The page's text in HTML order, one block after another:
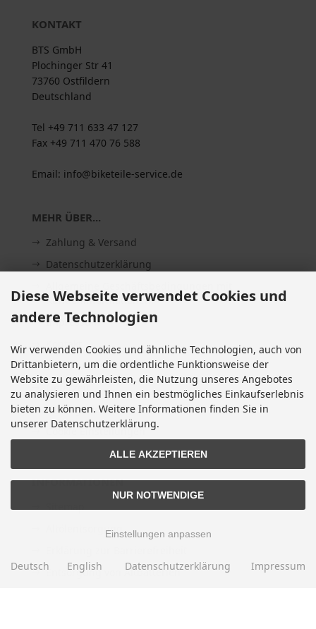
KONTAKT
BTS GmbH
Plochinger Str 41
73760 Ostfildern
Deutschland
Tel +49 711 633 47 127
Fax +49 711 470 76 588
Email: info@biketeile-service.de
MEHR ÜBER...
Zahlung & Versand
Datenschutzerklärung
Kundeninformationen
Impressum
Kontakt
Widerrufsrecht & Widerrufsformular
Lieferzeit
Vertrag widerrufen
Cookie Einstellungen
INFORMATIONEN
Sitemap
Altölentsorgung
Entsorgung von Altbatterien
Diese Webseite verwendet Cookies und
andere Technologien
Wir verwenden Cookies und ähnliche Technologien, auch von
Drittanbietern, um die ordentliche Funktionsweise der
Website zu gewährleisten, die Nutzung unseres Angebotes
zu analysieren und Ihnen ein bestmögliches Einkaufserlebnis
bieten zu können. Weitere Informationen finden Sie in
unserer Datenschutzerklärung.
ALLE AKZEPTIEREN
NUR NOTWENDIGE
Einstellungen anpassen
Deutsch English Datenschutzerklärung Impressum